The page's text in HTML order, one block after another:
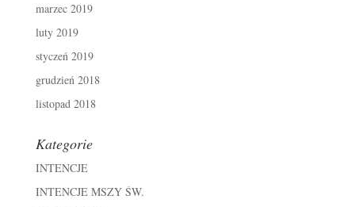
marzec 2019
luty 2019
styczeń 2019
grudzień 2018
listopad 2018
Kategorie
INTENCJE
INTENCJE MSZY ŚW.